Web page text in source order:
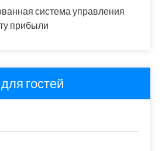
система управления
прибыли
гостей